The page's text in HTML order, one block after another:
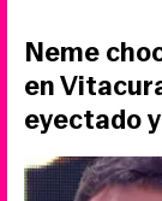
Neme
en
eyectado